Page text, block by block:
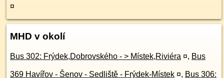
¤
MHD v okolí
Bus 302: Frýdek,Dobrovského - > Místek,Riviéra ¤, Bus
369 Havířov - Šenov - Sedliště - Frýdek-Místek ¤, Bus 306: